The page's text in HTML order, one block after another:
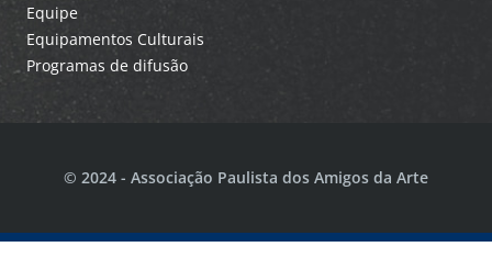
Equipe
Equipamentos Culturais
Programas de difusão
© 2024 - Associação Paulista dos Amigos da Arte